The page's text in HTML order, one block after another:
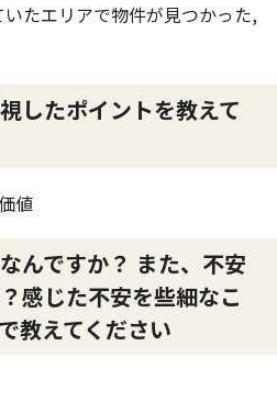
たエリアで物件が見つかった,
したポイントを教えて
値
んですか？ また、不安
感じた不安を些細なこ
教えてください